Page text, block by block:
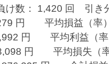
数： 1,420 回 引き
円 平均損益（率
円 平均利益（率
円 平均損失（